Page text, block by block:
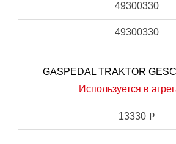
49300330
49300330
GASPEDAL TRAKTOR
Используется в
13330 i